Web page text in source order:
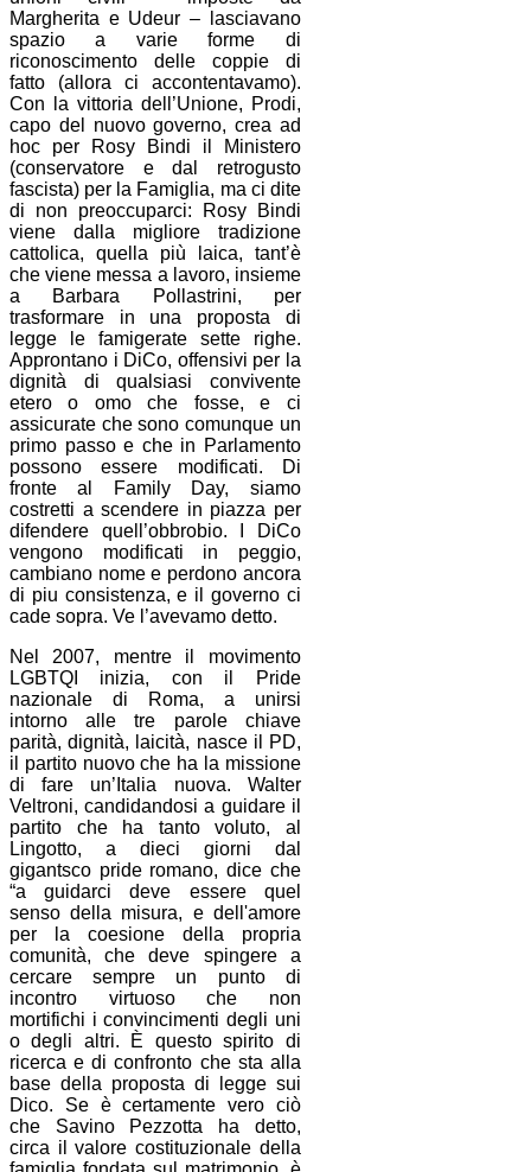
Margherita e Udeur – lasciavano
spazio a varie forme di
riconoscimento delle coppie di
fatto (allora ci accontentavamo).
Con la vittoria dell’Unione, Prodi,
capo del nuovo governo, crea ad
hoc per Rosy Bindi il Ministero
(conservatore e dal retrogusto
fascista) per la Famiglia, ma ci dite
di non preoccuparci: Rosy Bindi
viene dalla migliore tradizione
cattolica, quella più laica, tant’è
che viene messa a lavoro, insieme
a Barbara Pollastrini, per
trasformare in una proposta di
legge le famigerate sette righe.
Approntano i DiCo, offensivi per la
dignità di qualsiasi convivente
etero o omo che fosse, e ci
assicurate che sono comunque un
primo passo e che in Parlamento
possono essere modificati. Di
fronte al Family Day, siamo
costretti a scendere in piazza per
difendere quell’obbrobio. I DiCo
vengono modificati in peggio,
cambiano nome e perdono ancora
di piu consistenza, e il governo ci
cade sopra. Ve l’avevamo detto.
Nel 2007, mentre il movimento
LGBTQI inizia, con il Pride
nazionale di Roma, a unirsi
intorno alle tre parole chiave
parità, dignità, laicità, nasce il PD,
il partito nuovo che ha la missione
di fare un’Italia nuova. Walter
Veltroni, candidandosi a guidare il
partito che ha tanto voluto, al
Lingotto, a dieci giorni dal
gigantsco pride romano, dice che
“a guidarci deve essere quel
senso della misura, e dell'amore
per la coesione della propria
comunità, che deve spingere a
cercare sempre un punto di
incontro virtuoso che non
mortifichi i convincimenti degli uni
o degli altri. È questo spirito di
ricerca e di confronto che sta alla
base della proposta di legge sui
Dico. Se è certamente vero ciò
che Savino Pezzotta ha detto,
circa il valore costituzionale della